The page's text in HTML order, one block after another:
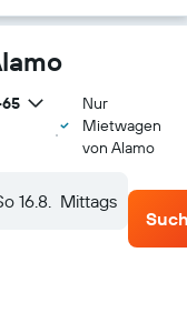
Nur
Mietwagen
von Alamo
16.8. Mittags